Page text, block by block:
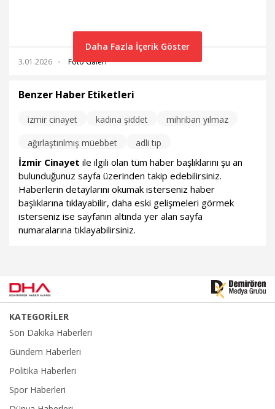
3.01.2026 Foto Galeri
Daha Fazla İçerik Göster
Benzer Haber Etiketleri
izmir cinayet kadına şiddet
mihriban yılmaz
ağırlaştırılmış müebbet
adli tıp
İzmir Cinayet ile ilgili olan tüm haber başlıklarını şu an
bulunduğunuz sayfa üzerinden takip edebilirsiniz.
Haberlerin detaylarını okumak isterseniz haber
başlıklarına tıklayabilir, daha eski gelişmeleri görmek
isterseniz ise sayfanın altında yer alan sayfa
numaralarına tıklayabilirsiniz.
KATEGORİLER
Son Dakika Haberleri
Gündem Haberleri
Politika Haberleri
Spor Haberleri